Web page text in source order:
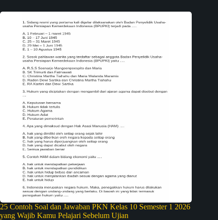
25 Contoh Soal dan Jawaban PKN Kelas 10 Semester 1 2026
yang Wajib Kamu Pelajari Sebelum Ujian